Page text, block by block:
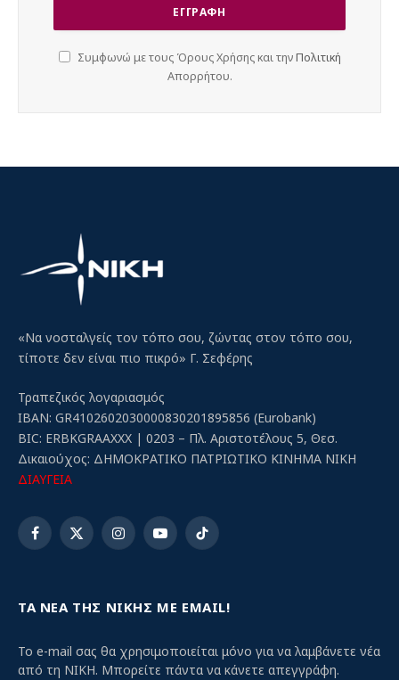
Συμφωνώ με τους Όρους Χρήσης και τηνΠολιτική
Απορρήτου.
«Να νοσταλγείς τον τόπο σου, ζώντας στον τόπο σου,
τίποτε δεν είναι πιο πικρό» Γ. Σεφέρης
Τραπεζικός λογαριασμός
IBAN: GR4102602030000830201895856 (Eurobank)
BIC: ERBKGRAAXXX | 0203 – Πλ. Αριστοτέλους 5, Θεσ.
Δικαιούχος: ΔΗΜΟΚΡΑΤΙΚΟ ΠΑΤΡΙΩΤΙΚΟ ΚΙΝΗΜΑ ΝΙΚΗ
ΔΙΑΥΓΕΙΑ
Facebook
X
InstagramYouTubeTikTok
ΤΑ ΝΕΑ ΤΗΣ ΝΙΚΗΣ ΜΕ EMAIL!
Το e-mail σας θα χρησιμοποιείται μόνο για να λαμβάνετε νέα
από τη ΝΙΚΗ. Μπορείτε πάντα να κάνετε απεγγράφη.